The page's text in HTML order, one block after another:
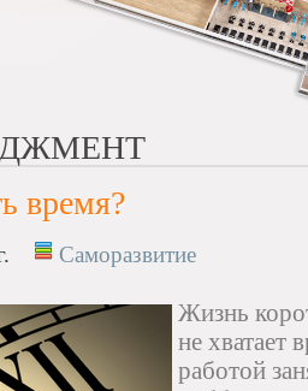
время?
Саморазвитие
Жизнь
не хватает
работой